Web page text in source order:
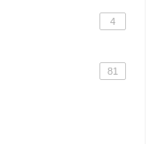
4
81